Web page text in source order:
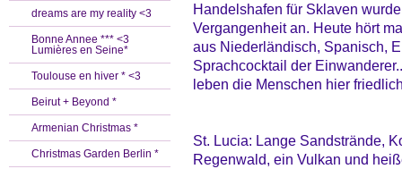
dreams are my reality <3
Bonne Annee *** <3
Lumières en Seine*
Toulouse en hiver * <3
Beirut + Beyond *
Armenian Christmas *
Christmas Garden Berlin *
Handelshafen für Sklaven
Vergangenheit an. Heute hört
aus Niederländisch, Spanisch,
Sprachcocktail der
leben die Menschen hier
St. Lucia: Lange Sandstrände,
Regenwald, ein Vulkan und